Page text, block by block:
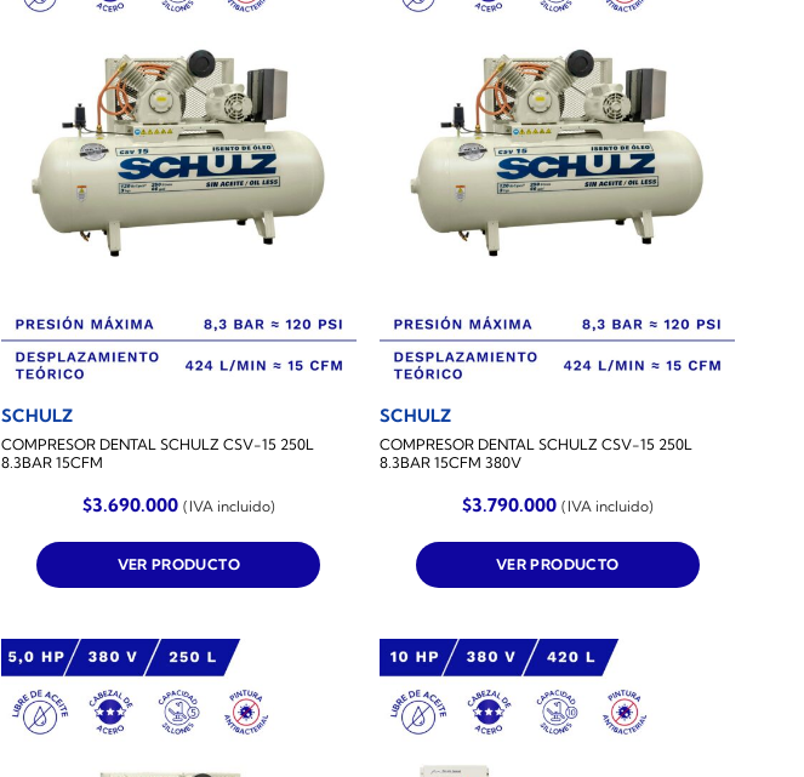
SCHULZ
COMPRESOR DENTAL SCHULZ CSV-15 250L
8.3BAR 15CFM
$3.690.000 (IVA incluido)
VER PRODUCTO
SCHULZ
COMPRESOR DENTAL SCHULZ CSV-15 250L
8.3BAR 15CFM 380V
$3.790.000 (IVA incluido)
VER PRODUCTO